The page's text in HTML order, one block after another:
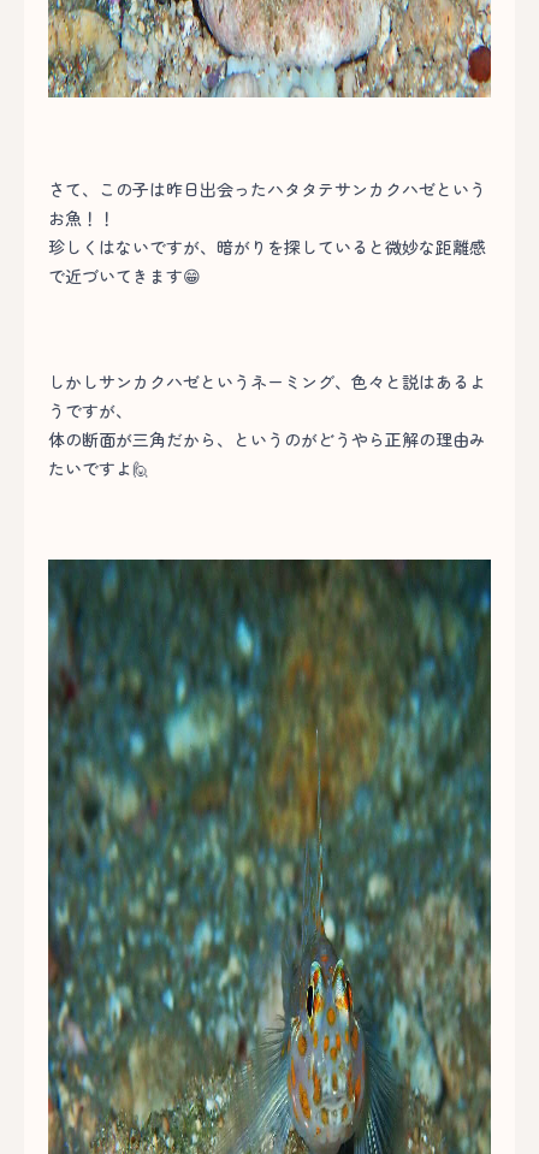
さて、この子は昨日出会ったハタタテサンカクハゼという
お魚！！
珍しくはないですが、暗がりを探していると微妙な距離感
で近づいてきます😁
しかしサンカクハゼというネーミング、色々と説はあるよ
うですが、
体の断面が三角だから、というのがどうやら正解の理由み
たいですよ🙋